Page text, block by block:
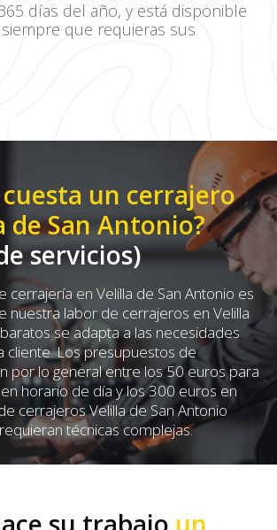
días del año, y está disponible
que requieras sus
un cerrajero
de San Antonio?
servicios)
cerrajería en Velilla de San Antonio es
nuestra labor de cerrajeros en Velilla
se adapta a las necesidades
cliente. Los presupuestos de
por lo general entre los 50 euros para
horario de día y los 300 euros en
cerrajeros Velilla de San Antonio
técnicas complejas.